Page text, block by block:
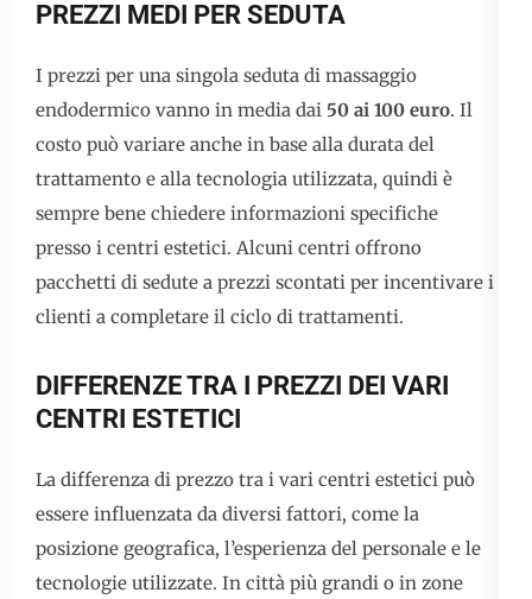
PREZZI MEDI PER SEDUTA
I prezzi per una singola seduta di massaggio
endodermico vanno in media dai 50 ai 100 euro. Il
costo può variare anche in base alla durata del
trattamento e alla tecnologia utilizzata, quindi è
sempre bene chiedere informazioni specifiche
presso i centri estetici. Alcuni centri offrono
pacchetti di sedute a prezzi scontati per incentivare i
clienti a completare il ciclo di trattamenti.
DIFFERENZE TRA I PREZZI DEI VARI
CENTRI ESTETICI
La differenza di prezzo tra i vari centri estetici può
essere influenzata da diversi fattori, come la
posizione geografica, l’esperienza del personale e le
tecnologie utilizzate. In città più grandi o in zone